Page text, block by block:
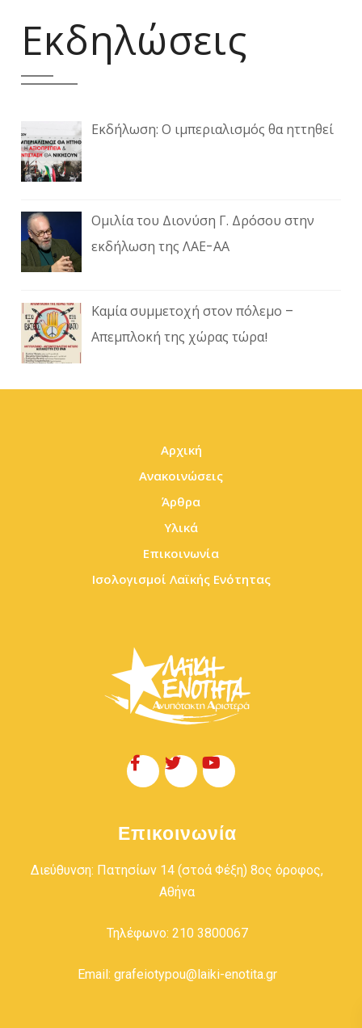
Εκδηλώσεις
Εκδήλωση: Ο ιμπεριαλισμός θα ηττηθεί
Ομιλία του Διονύση Γ. Δρόσου στην
εκδήλωση της ΛΑΕ-ΑΑ
Καμία συμμετοχή στον πόλεμο –
Απεμπλοκή της χώρας τώρα!
Αρχική
Ανακοινώσεις
Άρθρα
Υλικά
Επικοινωνία
Ισολογισμοί Λαϊκής Ενότητας
Επικοινωνία
Διεύθυνση: Πατησίων 14 (στοά Φέξη) 8ος όροφος,
Αθήνα
Τηλέφωνο: 210 3800067
Email: grafeiotypou@laiki-enotita.gr